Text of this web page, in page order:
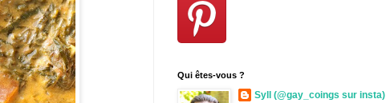
Qui êtes-vous ?
Syll (@gay_coings sur insta)